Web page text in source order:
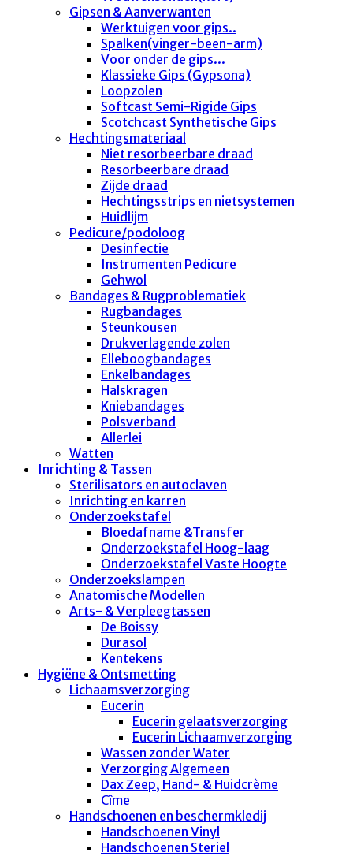
Gipsen & Aanverwanten
Werktuigen voor gips..
Spalken(vinger-been-arm)
Voor onder de gips...
Klassieke Gips (Gypsona)
Loopzolen
Softcast Semi-Rigide Gips
Scotchcast Synthetische Gips
Hechtingsmateriaal
Niet resorbeerbare draad
Resorbeerbare draad
Zijde draad
Hechtingsstrips en nietsystemen
Huidlijm
Pedicure/podoloog
Desinfectie
Instrumenten Pedicure
Gehwol
Bandages & Rugproblematiek
Rugbandages
Steunkousen
Drukverlagende zolen
Elleboogbandages
Enkelbandages
Halskragen
Kniebandages
Polsverband
Allerlei
Watten
Inrichting & Tassen
Sterilisators en autoclaven
Inrichting en karren
Onderzoekstafel
Bloedafname &Transfer
Onderzoekstafel Hoog-laag
Onderzoekstafel Vaste Hoogte
Onderzoekslampen
Anatomische Modellen
Arts- & Verpleegtassen
De Boissy
Durasol
Kentekens
Hygiëne & Ontsmetting
Lichaamsverzorging
Eucerin
Eucerin gelaatsverzorging
Eucerin Lichaamverzorging
Wassen zonder Water
Verzorging Algemeen
Dax Zeep, Hand- & Huidcrème
Cîme
Handschoenen en beschermkledij
Handschoenen Vinyl
Handschoenen Steriel